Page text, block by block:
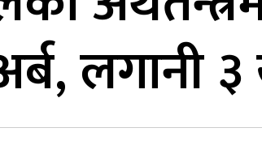
लगानी ३